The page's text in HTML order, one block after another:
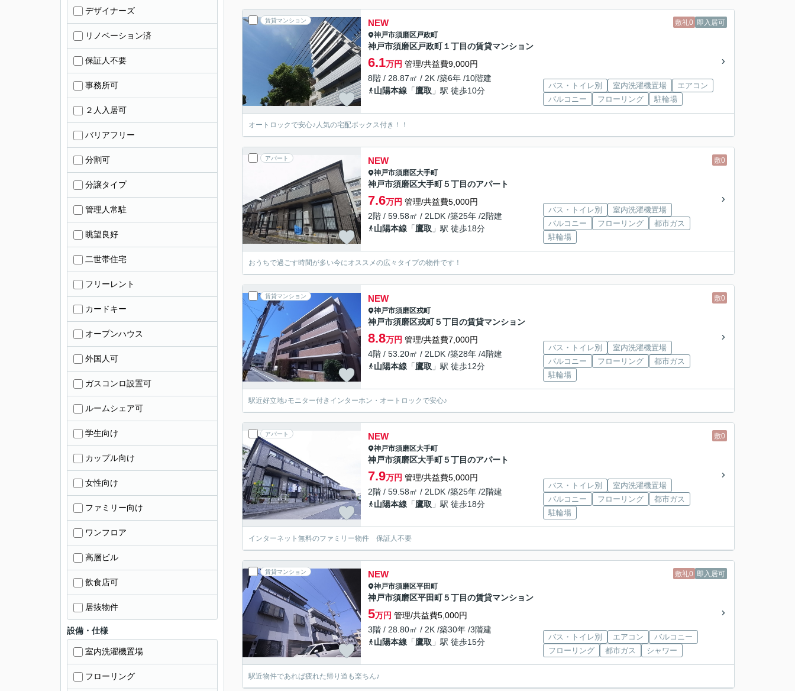
賃貸マンション 敷礼0 即入居可
NEW
神戸市須磨区戸政町
神戸市須磨区戸政町１丁目の賃貸マンション
6.1万円 管理/共益費9,000円
8階 / 28.87㎡ / 2K /築6年 /10階建
山陽本線 「鷹取 」駅 徒歩10分
バス・トイレ別 室内洗濯機置場
エアコン
バルコニー
フローリング 駐輪場
オートロックで安心♪人気の宅配ボックス付き！！
アパート 敷0
NEW
神戸市須磨区大手町
神戸市須磨区大手町５丁目のアパート
7.6万円 管理/共益費5,000円
2階 / 59.58㎡ / 2LDK /築25年 /2階建
山陽本線 「鷹取 」駅 徒歩18分
バス・トイレ別
室内洗濯機置場
バルコニー
フローリング
都市ガス
駐輪場
おうちで過ごす時間が多い今にオススメの広々タイプの物件です！
賃貸マンション 敷0
NEW
神戸市須磨区戎町
神戸市須磨区戎町５丁目の賃貸マンション
8.8万円 管理/共益費7,000円
4階 / 53.20㎡ / 2LDK /築28年 /4階建
山陽本線 「鷹取 」駅 徒歩12分
バス・トイレ別
室内洗濯機置場
バルコニー
フローリング
都市ガス
駐輪場
駅近好立地♪モニター付きインターホン・オートロックで安心♪
アパート 敷0
NEW
神戸市須磨区大手町
神戸市須磨区大手町５丁目のアパート
7.9万円 管理/共益費5,000円
2階 / 59.58㎡ / 2LDK /築25年 /2階建
山陽本線 「鷹取 」駅 徒歩18分
バス・トイレ別
室内洗濯機置場
バルコニー
フローリング
都市ガス
駐輪場
インターネット無料のファミリー物件 保証人不要
賃貸マンション 敷礼0 即入居可
NEW
神戸市須磨区平田町
神戸市須磨区平田町５丁目の賃貸マンション
5万円 管理/共益費5,000円
3階 / 28.80㎡ / 2K /築30年 /3階建
山陽本線 「鷹取 」駅 徒歩15分
バス・トイレ別 エアコン
バルコニー
フローリング
都市ガス シャワー
駅近物件であれば疲れた帰り道も楽ちん♪
デザイナーズ
リノベーション済
保証人不要
事務所可
２人入居可
バリアフリー
分割可
分譲タイプ
管理人常駐
眺望良好
二世帯住宅
フリーレント
カードキー
オープンハウス
外国人可
ガスコンロ設置可
ルームシェア可
学生向け
カップル向け
女性向け
ファミリー向け
ワンフロア
高層ビル
飲食店可
居抜物件
設備・仕様
室内洗濯機置場
フローリング